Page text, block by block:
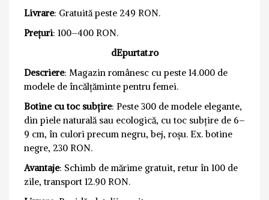
Livrare: Gratuită peste 249 RON.
Prețuri: 100–400 RON.
dEpurtat.ro
Descriere: Magazin românesc cu peste 14.000 de
modele de încălțăminte pentru femei.
Botine cu toc subțire: Peste 300 de modele elegante,
din piele naturală sau ecologică, cu toc subțire de 6–
9 cm, în culori precum negru, bej, roșu. Ex. botine
negre, 230 RON.
Avantaje: Schimb de mărime gratuit, retur în 100 de
zile, transport 12.90 RON.